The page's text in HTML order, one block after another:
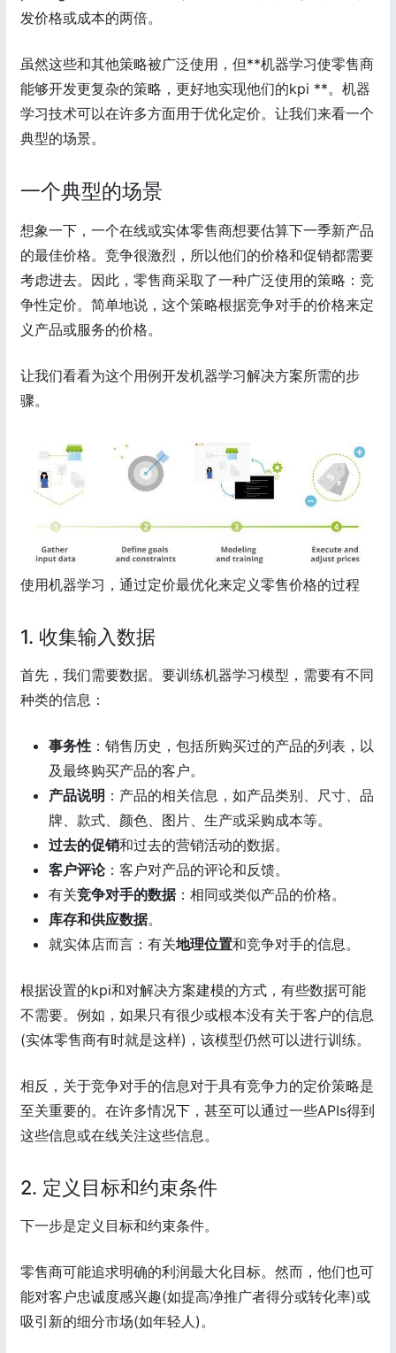
发价格或成本的两倍。
虽然这些和其他策略被广泛使用，但**机器学习使零售商
能够开发更复杂的策略，更好地实现他们的kpi **。机器
学习技术可以在许多方面用于优化定价。让我们来看一个
典型的场景。
一个典型的场景
想象一下，一个在线或实体零售商想要估算下一季新产品
的最佳价格。竞争很激烈，所以他们的价格和促销都需要
考虑进去。因此，零售商采取了一种广泛使用的策略：竞
争性定价。简单地说，这个策略根据竞争对手的价格来定
义产品或服务的价格。
让我们看看为这个用例开发机器学习解决方案所需的步
骤。
使用机器学习，通过定价最优化来定义零售价格的过程
1. 收集输入数据
首先，我们需要数据。要训练机器学习模型，需要有不同
种类的信息：
事务性 ：销售历史，包括所购买过的产品的列表，以
及最终购买产品的客户。
产品说明 ：产品的相关信息，如产品类别、尺寸、品
牌、款式、颜色、图片、生产或采购成本等。
过去的促销和过去的营销活动的数据。
客户评论：客户对产品的评论和反馈。
有关竞争对手的数据：相同或类似产品的价格。
库存和供应数据。
就实体店而言：有关地理位置和竞争对手的信息。
根据设置的kpi和对解决方案建模的方式，有些数据可能
不需要。例如，如果只有很少或根本没有关于客户的信息
(实体零售商有时就是这样)，该模型仍然可以进行训练。
相反，关于竞争对手的信息对于具有竞争力的定价策略是
至关重要的。在许多情况下，甚至可以通过一些APIs得到
这些信息或在线关注这些信息。
2. 定义目标和约束条件
下一步是定义目标和约束条件。
零售商可能追求明确的利润最大化目标。然而，他们也可
能对客户忠诚度感兴趣(如提高净推广者得分或转化率)或
吸引新的细分市场(如年轻人)。